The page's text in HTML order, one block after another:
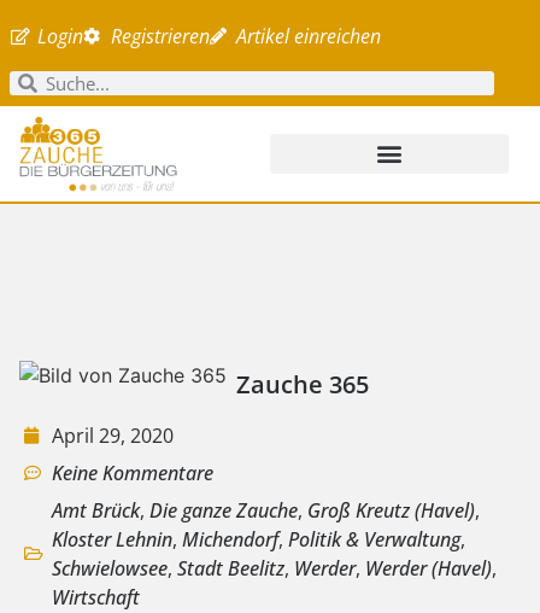
Login Registrieren Artikel einreichen
Zauche 365
April 29, 2020
Keine Kommentare
Amt Brück, Die ganze Zauche, Groß Kreutz (Havel),
Kloster Lehnin, Michendorf, Politik & Verwaltung,
Schwielowsee, Stadt Beelitz, Werder, Werder (Havel),
Wirtschaft